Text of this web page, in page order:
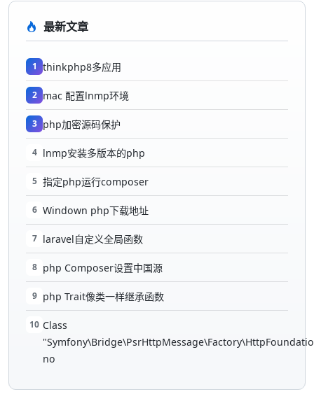
最新文章
1 thinkphp8多应用
2 mac 配置lnmp环境
3 php加密源码保护
4 lnmp安装多版本的php
5 指定php运行composer
6 Windown php下载地址
7 laravel自定义全局函数
8 php Composer设置中国源
9 php Trait像类一样继承函数
10 Class
no